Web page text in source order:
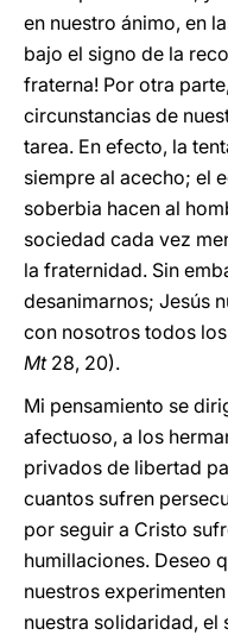
en nuestro ánimo, en
bajo el signo de la
fraterna! Por otra
circunstancias de
tarea. En efecto, la
siempre al acecho; el
soberbia hacen al
sociedad cada vez
la fraternidad. Sin
desanimarnos; Jesús
con nosotros todos
Mt28, 20).
Mi pensamiento se
afectuoso, a los
privados de libertad
cuantos sufren
por seguir a Cristo
humillaciones. Deseo
nuestros
nuestra solidaridad, el